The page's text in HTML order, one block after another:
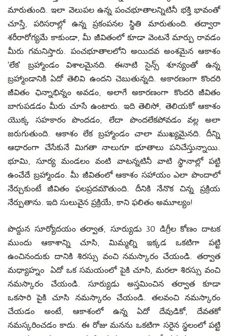
మారుతుంది. ఇలా వెలుపల ఉన్న పంచభూతాలన్నిటినీ భక్తి భావంతో
చూస్తే, పరిసరాల్లో ఉన్న ప్రకంపనల స్థితి మారుతుంది. తద్వారా
శరీరారోగ్యమే కాకుండా, మీ జీవితంలో కూడా వెంటనే మార్పు రావడం
మీరు గమనిస్తారు. పంచభూతాలలోని అయిదవ అంశమైన ఆకాశం
'లేక' బ్రహ్మాండం విశాలమైనది. ఈనాటి సైన్స్ శూన్యంతో ఉన్న
బ్రహ్మాండానికి ఏదో తెలివి ఉందని చెబుతున్నది. అకారణంగా కొందరి
జీవితం ఛిన్నాభిన్నం అవడం, అలాగే అకారణంగా కొందరి జీవితం
బాగుపడడం మీరు చూసే ఉంటారు. ఇది తెలిసో, తెలియకో ఆకాశం
యొక్క సహకారం పొందడం, లేదా పొందలేకపోవడం వల్ల అలా
జరుగుతుంది. ఆకాశం లేక బ్రహ్మాండం చాలా ముఖ్యమైనది. దీన్ని
ఆధారంగా చేసేకునే మిగతా నాలుగూ భూతాలు పనిచేస్తున్నాయి.
భూమి, సూర్య మండలం వంటి వాటన్నటినీ వాటి స్థానాల్లో పట్టి
ఉంచేదే బ్రహ్మాండం. మీ జీవితంలో ఆకాశం సహాయం ఎలా పొందాలో
నేర్చుకుంటే జీవితం ఫలప్రదమౌతుంది. దీనికి నేనొక చిన్న ప్రక్రియ
నేర్పుతాను. ఇది సులువైన ప్రక్రియే, కాని ఫలితం అమూల్యం!
పొద్దున సూర్యోదయం తర్వాత, సూర్యుడు 30 డిగ్రీల కోణం దాటక
ముందు ఆకాశాన్ని చూసి, మిమ్మల్ని ఇక్కడ ఒకటిగా పట్టి
ఉంచినందుకు దానికి శిరస్సు వంచి నమస్కారం చేయండి. తర్వాత
మధ్యాహ్నం ఏదో ఒక సమయంలో పైకి చూసి, మరలా శిరస్సు వంచి
నమస్కారం చేయండి. సూర్యుడు అస్తమించిన తర్వాత కూడా
ఒకసారి పైకి చూసి నమస్కారం చేయండి. తలవంచి నమస్కారం
చేయడం అంటే, ఆకాశంలో ఉన్న ఏదో దేవుడికో, దేవతకో
నమస్కరించడం కాదు. ఈ రోజు మనను ఒకటిగా సరైన స్థలంలో పట్టి